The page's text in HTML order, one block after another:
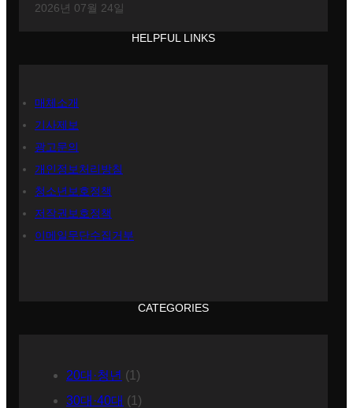
2026년 07월 24일
HELPFUL LINKS
매체소개
기사제보
광고문의
개인정보처리방침
청소년보호정책
저작권보호정책
이메일무단수집거부
CATEGORIES
20대·청년 (1)
30대·40대 (1)